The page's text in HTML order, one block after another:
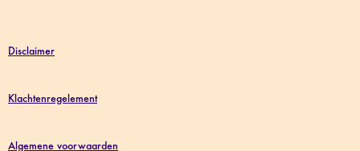
Disclaimer
Klachtenregelement
Algemene voorwaarden